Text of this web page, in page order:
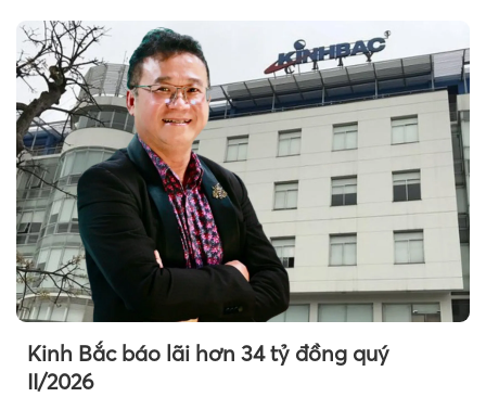
Kinh Bắc báo lãi hơn 34 tỷ đồng quý
II/2026